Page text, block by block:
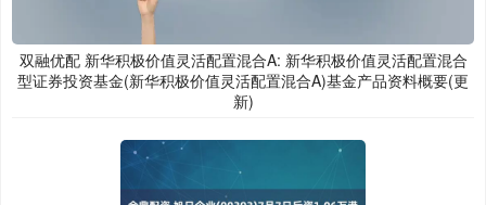
双融优配 新华积极价值灵活配置混合A: 新华积极价值灵活配置混合
型证券投资基金(新华积极价值灵活配置混合A)基金产品资料概要(更
新)